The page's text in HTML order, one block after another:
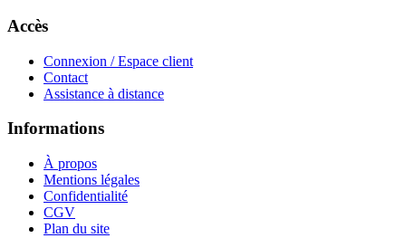
Accès
Connexion / Espace client
Contact
Assistance à distance
Informations
À propos
Mentions légales
Confidentialité
CGV
Plan du site